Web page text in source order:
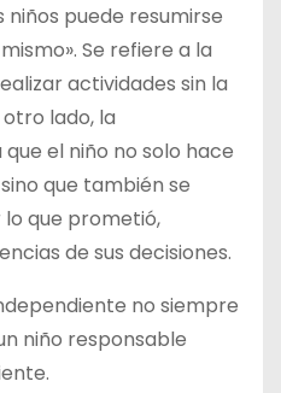
niños puede resumirse
Se refiere a la
actividades sin la
lado, la
el niño no solo hace
que también se
que prometió,
de sus decisiones.
no siempre
niño responsable